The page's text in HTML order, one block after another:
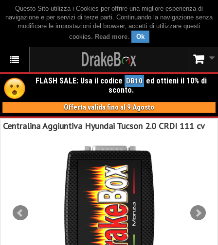
Questo Sito utilizza i Cookies per offrire una migliore esperienza di
navigazione e per servizi di terze parti. Continuando la navigazione senza
modificare le impostazioni del browser, accetti di utilizzare questi
cookies. Read more. Ok
FLASH SALE: Usa il codice DB10 ed ottieni il 10% di
sconto.
Offerta valida fino al 9 Agosto
Centralina Aggiuntiva Hyundai Tucson 2.0 CRDI 111 cv